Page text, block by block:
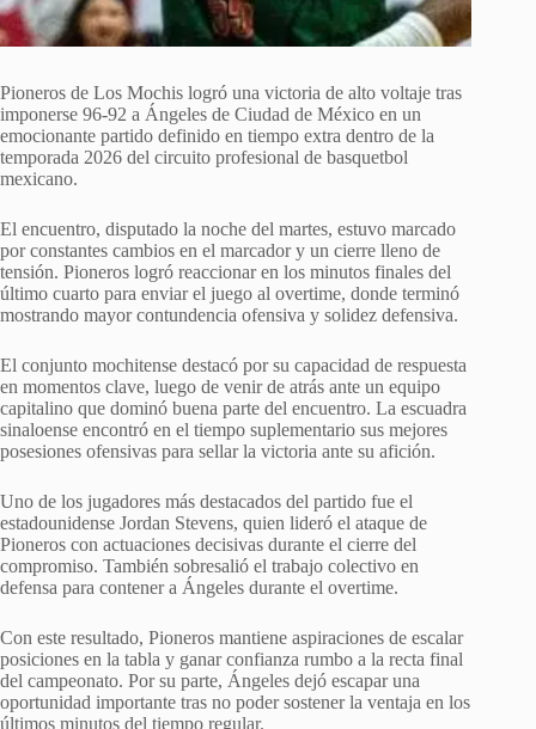
Pioneros de Los Mochis logró una victoria de alto voltaje tras
imponerse 96-92 a Ángeles de Ciudad de México en un
emocionante partido definido en tiempo extra dentro de la
temporada 2026 del circuito profesional de basquetbol
mexicano.
El encuentro, disputado la noche del martes, estuvo marcado
por constantes cambios en el marcador y un cierre lleno de
tensión. Pioneros logró reaccionar en los minutos finales del
último cuarto para enviar el juego al overtime, donde terminó
mostrando mayor contundencia ofensiva y solidez defensiva.
El conjunto mochitense destacó por su capacidad de respuesta
en momentos clave, luego de venir de atrás ante un equipo
capitalino que dominó buena parte del encuentro. La escuadra
sinaloense encontró en el tiempo suplementario sus mejores
posesiones ofensivas para sellar la victoria ante su afición.
Uno de los jugadores más destacados del partido fue el
estadounidense Jordan Stevens, quien lideró el ataque de
Pioneros con actuaciones decisivas durante el cierre del
compromiso. También sobresalió el trabajo colectivo en
defensa para contener a Ángeles durante el overtime.
Con este resultado, Pioneros mantiene aspiraciones de escalar
posiciones en la tabla y ganar confianza rumbo a la recta final
del campeonato. Por su parte, Ángeles dejó escapar una
oportunidad importante tras no poder sostener la ventaja en los
últimos minutos del tiempo regular.